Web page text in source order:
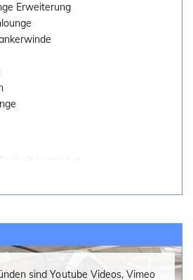
Polster
steuerbord
Erweiterung
sind Youtube Videos, Vimeo